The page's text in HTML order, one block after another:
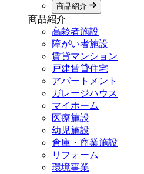
商品紹介
商品紹介
高齢者施設
障がい者施設
賃貸マンション
戸建賃貸住宅
アパートメント
ガレージハウス
マイホーム
医療施設
幼児施設
倉庫・商業施設
リフォーム
環境事業